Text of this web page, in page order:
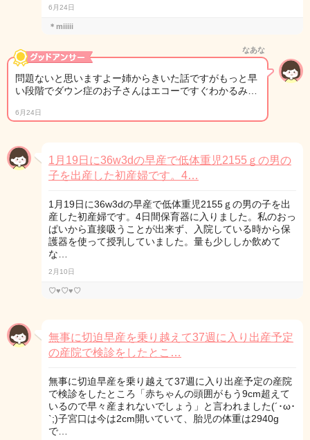
6月24日
＊miiiii
なあな
問題ないと思いますよー姉からきいた話ですがもっと早
い段階でダウン症のお子さんはエコーですぐわかるみ…
6月24日
1月19日に36w3dの早産で低体重児2155ｇの男の
子を出産した初産婦です。4…
1月19日に36w3dの早産で低体重児2155ｇの男の子を出
産した初産婦です。4日間保育器に入りました。私のおっ
ぱいから直接吸うことが出来ず、入院している時から保
護器を使って授乳していました。量も少ししか飲めて
な…
2月10日
♡♥♡♥♡
無事に切迫早産を乗り越えて37週に入り出産予定
の産院で検診をしたとこ…
無事に切迫早産を乗り越えて37週に入り出産予定の産院
で検診をしたところ「赤ちゃんの頭囲がもう9cm超えて
いるので早々産まれないでしょう」と言われました(´･ω･
`;)子宮口は今は2cm開いていて、胎児の体重は2940g
で…